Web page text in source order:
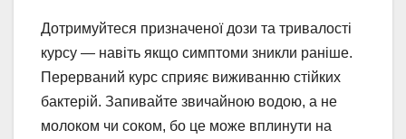
Дотримуйтеся призначеної дози та тривалості
курсу — навіть якщо симптоми зникли раніше.
Перерваний курс сприяє виживанню стійких
бактерій. Запивайте звичайною водою, а не
молоком чи соком, бо це може вплинути на